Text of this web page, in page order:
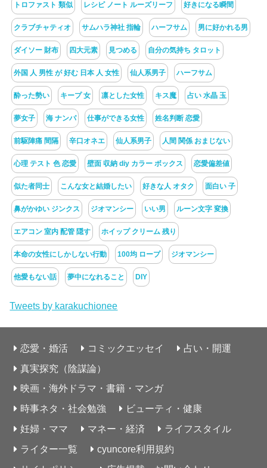
トロファスト 類似 レシピ ノート ルーズリーフ 好きになる瞬間
クラブチャティオ サムハラ神社 指輪 ハーフサム 男に好かれる男
ダイソー 財布 四大元素 見つめる 自分の気持ち タロット
外国 人 男性 が 好む 日本 人 女性 仙人系男子 ハーフサム
酔った勢い キープ 女 凛とした女性 キス魔 占い 水晶 玉
夢女子 海 ナンパ 仕事ができる女性 姓名判断 恋愛
前駆陣痛 間隔 辛口オネエ 仙人系男子 人間 関係 おまじない
心理 テスト 色 恋愛 壁面 収納 diy カラー ボックス 恋愛偏差値
似た者同士 こんな女と結婚したい 好きな人 オタク 面白い 子
鼻がかゆい ジンクス ジオマンシー いい男 ルーン文字 変換
エアコン 室内 配管 隠す ホイップ クリーム 残り
本命の女性にしかしない行動 100均 ロープ ジオマンシー
他愛もない話 夢中になれること DIY
Tweets by karakuchionee
恋愛・婚活 コミックエッセイ
占い・開運
真実探究（陰謀論）
映画・海外ドラマ・書籍・マンガ
時事ネタ・社会勉強
ビューティ・健康
妊婦・ママ
マネー・経済
ライフスタイル
ライター一覧
cyuncore利用規約